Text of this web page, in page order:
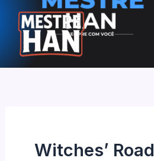
para
conteúdo
Witches’ Road